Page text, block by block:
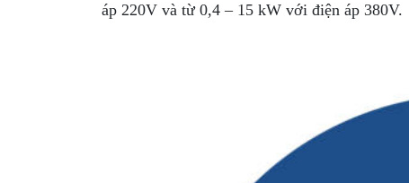
áp 220V và từ 0,4 – 15 kW với điện áp 380V.